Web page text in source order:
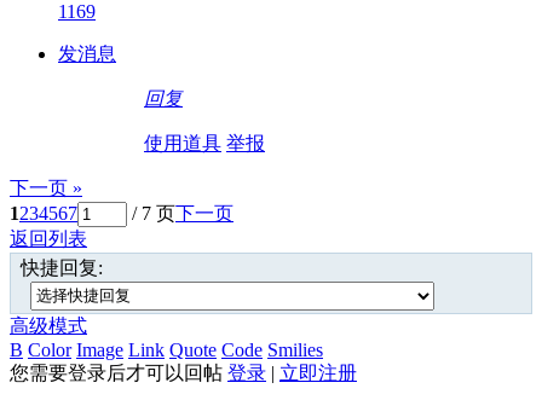
1169
发消息
回复
使用道具 举报
下一页 »
1234567 / 7 页下一页
返回列表
快捷回复:
高级模式
B Color Image Link Quote Code Smilies
您需要登录后才可以回帖 登录 | 立即注册